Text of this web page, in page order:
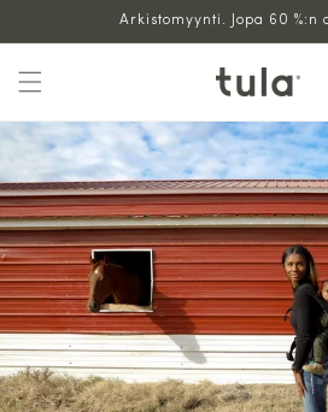
sisältöön
Arkistomyynti. Jopa 60 %:n